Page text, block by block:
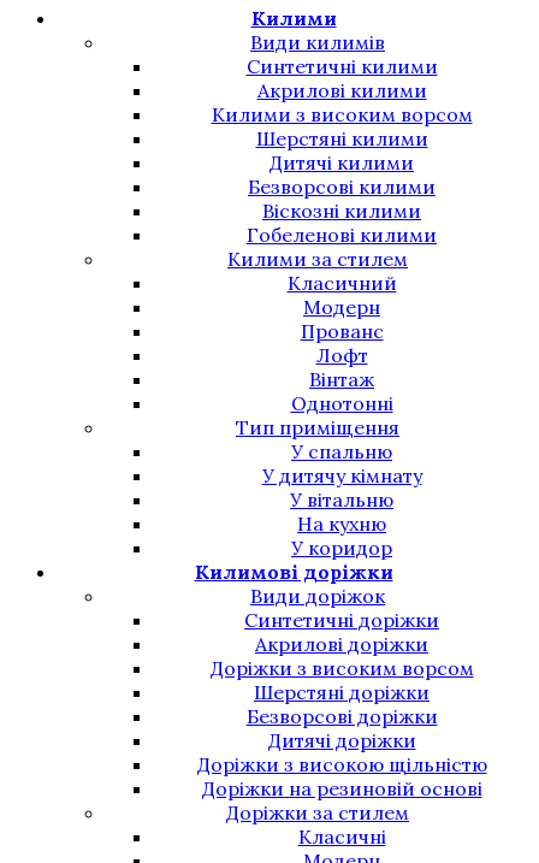
Килими
Види килимів
Синтетичні килими
Акрилові килими
Килими з високим ворсом
Шерстяні килими
Дитячі килими
Безворсові килими
Віскозні килими
Гобеленові килими
Килими за стилем
Класичний
Модерн
Прованс
Лофт
Вінтаж
Однотонні
Тип приміщення
У спальню
У дитячу кімнату
У вітальню
На кухню
У коридор
Килимові доріжки
Види доріжок
Синтетичні доріжки
Акрилові доріжки
Доріжки з високим ворсом
Шерстяні доріжки
Безворсові доріжки
Дитячі доріжки
Доріжки з високою щільністю
Доріжки на резиновій основі
Доріжки за стилем
Класичні